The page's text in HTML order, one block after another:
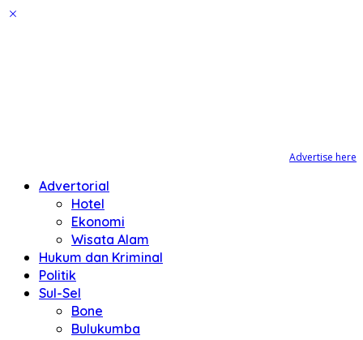
Advertise here
Advertorial
Hotel
Ekonomi
Wisata Alam
Hukum dan Kriminal
Politik
Sul-Sel
Bone
Bulukumba